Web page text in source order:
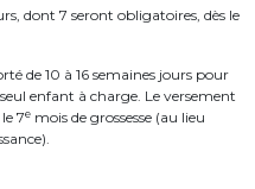
dont 7 seront obligatoires, dès le
de 10 à 16 semaines jours pour
enfant à charge. Le versement
7e mois de grossesse (au lieu